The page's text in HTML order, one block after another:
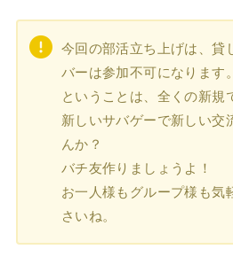
今回の部活立ち上げは、貸
バーは参加不可になります。
ということは、全くの新規
新しいサバゲーで新しい交
んか？
バチ友作りましょうよ！
お一人様もグループ様も気
さいね。